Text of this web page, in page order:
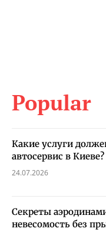
Popular
Какие услуги
автосервис в Киеве?
24.07.2026
Секреты
невесомость без